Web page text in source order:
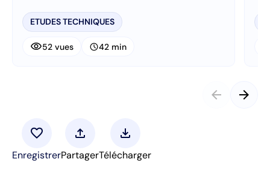
ETUDES TECHNIQUES
visibility52 vues schedule42 min
arrow_back arrow_forward
favorite
Enregistrer
upload
Partager
download
Télécharger